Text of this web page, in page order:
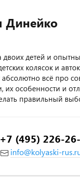
Динейко
детей и
колясок и
абсолютно всё про
их особенности и
правильный
+7 (495) 226-
info@kolyaski-